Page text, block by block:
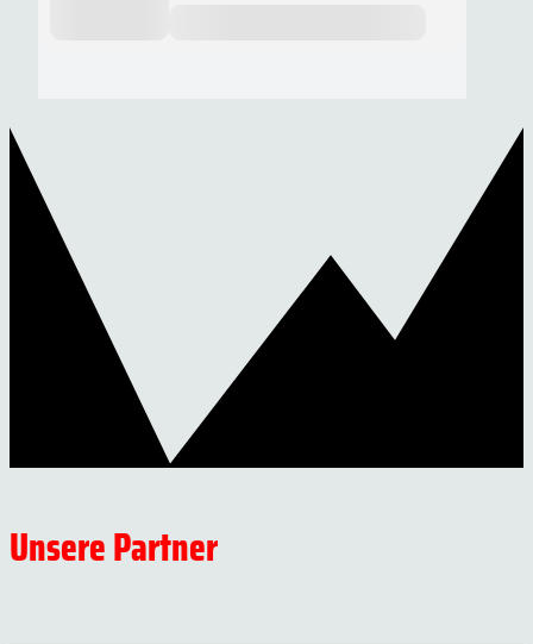
Unsere Partner